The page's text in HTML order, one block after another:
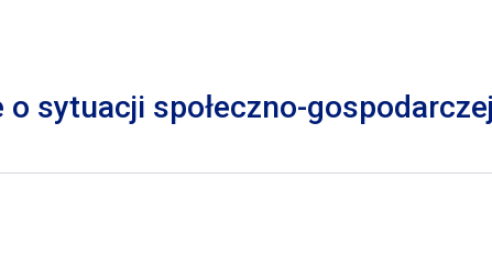
o sytuacji społeczno-